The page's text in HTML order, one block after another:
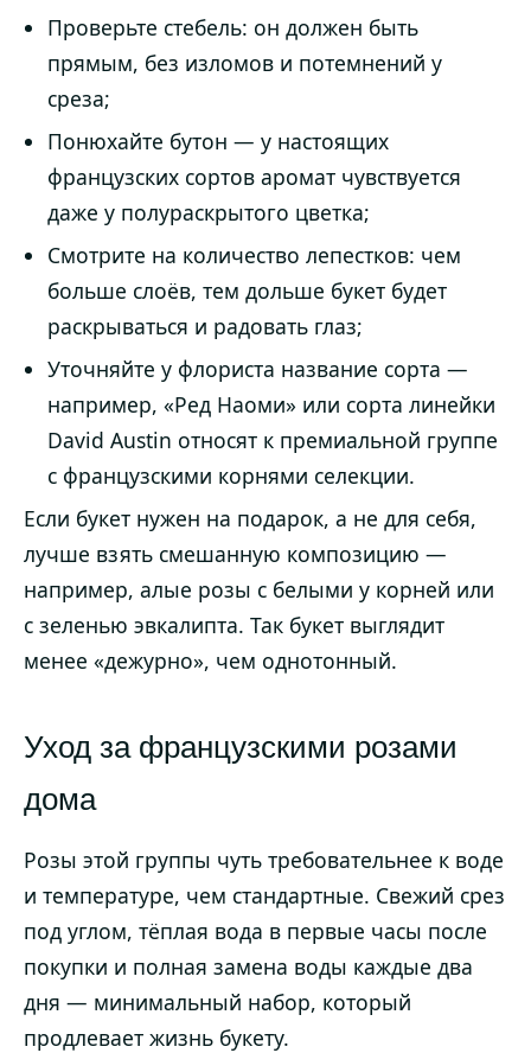
Проверьте стебель: он должен быть
прямым, без изломов и потемнений у
среза;
Понюхайте бутон — у настоящих
французских сортов аромат чувствуется
даже у полураскрытого цветка;
Смотрите на количество лепестков: чем
больше слоёв, тем дольше букет будет
раскрываться и радовать глаз;
Уточняйте у флориста название сорта —
например, «Ред Наоми» или сорта линейки
David Austin относят к премиальной группе
с французскими корнями селекции.
Если букет нужен на подарок, а не для себя,
лучше взять смешанную композицию —
например, алые розы с белыми у корней или
с зеленью эвкалипта. Так букет выглядит
менее «дежурно», чем однотонный.
Уход за французскими розами
дома
Розы этой группы чуть требовательнее к воде
и температуре, чем стандартные. Свежий срез
под углом, тёплая вода в первые часы после
покупки и полная замена воды каждые два
дня — минимальный набор, который
продлевает жизнь букету.